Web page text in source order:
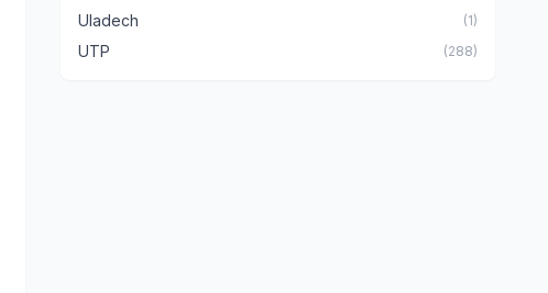
Uladech (1)
UTP (288)